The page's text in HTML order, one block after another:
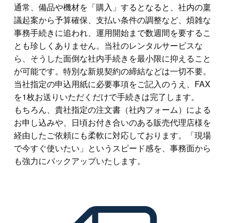
通常、備品や機材を「購入」するとなると、社内の稟
議起案から予算確保、支払い条件の調整など、煩雑な
事務手続きに追われ、運用開始まで数週間を要するこ
とも珍しくありません。当社のレンタルサービスな
ら、そうした面倒な社内手続きを最小限に抑えること
が可能です。特別な新規契約の締結などは一切不要。
当社指定の申込用紙に必要事項をご記入のうえ、FAX
を1枚お送りいただくだけで手続きは完了します。
もちろん、貴社指定の注文書（社内フォーム）による
お申し込みや、日頃お付き合いのある販売代理店様を
経由したご依頼にも柔軟に対応しております。「現場
で今すぐ使いたい」というスピード感を、事務面から
も強力にバックアップいたします。